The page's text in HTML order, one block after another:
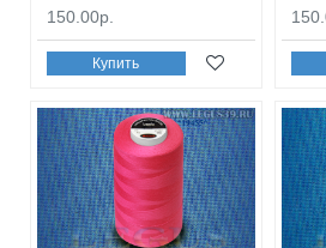
150.00р.
Купить